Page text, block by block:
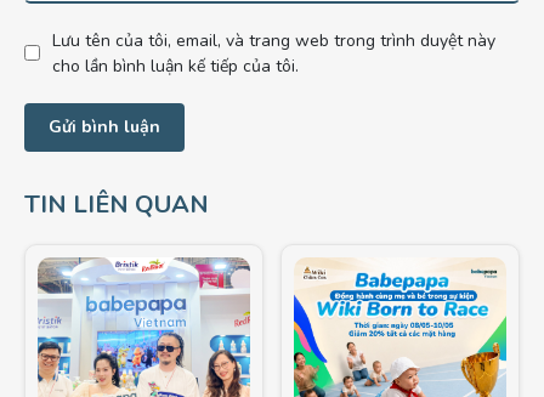
Lưu tên của tôi, email, và trang web trong trình duyệt này
cho lần bình luận kế tiếp của tôi.
TIN LIÊN QUAN